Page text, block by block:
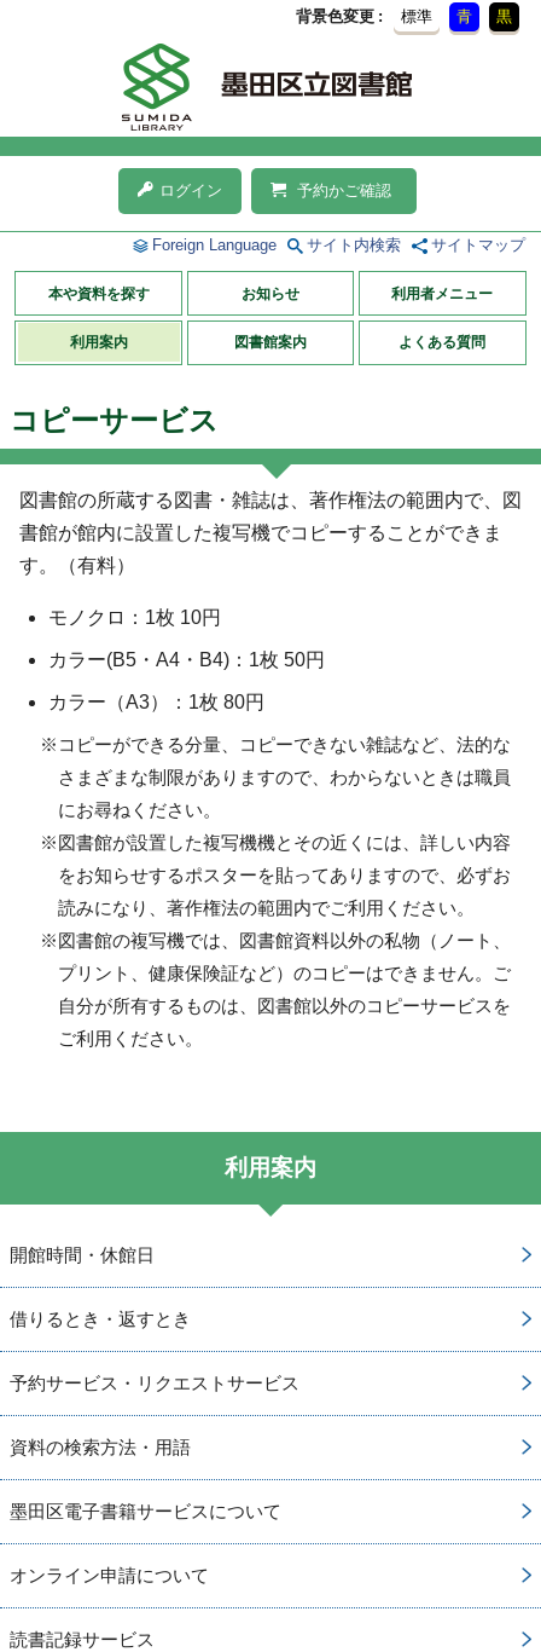
背景色変更 標準 青 黒
ログイン 予約かご確認
Foreign Language サイト内検索 サイトマップ
本や資料を探す お知らせ 利用者メニュー
利用案内 図書館案内 よくある質問
コピーサービス
図書館の所蔵する図書・雑誌は、著作権法の範囲内で、図
書館が館内に設置した複写機でコピーすることができま
す。（有料）
モノクロ：1枚 10円
カラー(B5・A4・B4)：1枚 50円
カラー（A3）：1枚 80円
※コピーができる分量、コピーできない雑誌など、法的な
さまざまな制限がありますので、わからないときは職員
にお尋ねください。
※図書館が設置した複写機機とその近くには、詳しい内容
をお知らせするポスターを貼ってありますので、必ずお
読みになり、著作権法の範囲内でご利用ください。
※図書館の複写機では、図書館資料以外の私物（ノート、
プリント、健康保険証など）のコピーはできません。ご
自分が所有するものは、図書館以外のコピーサービスを
ご利用ください。
利用案内
開館時間・休館日
借りるとき・返すとき
予約サービス・リクエストサービス
資料の検索方法・用語
墨田区電子書籍サービスについて
オンライン申請について
読書記録サービス